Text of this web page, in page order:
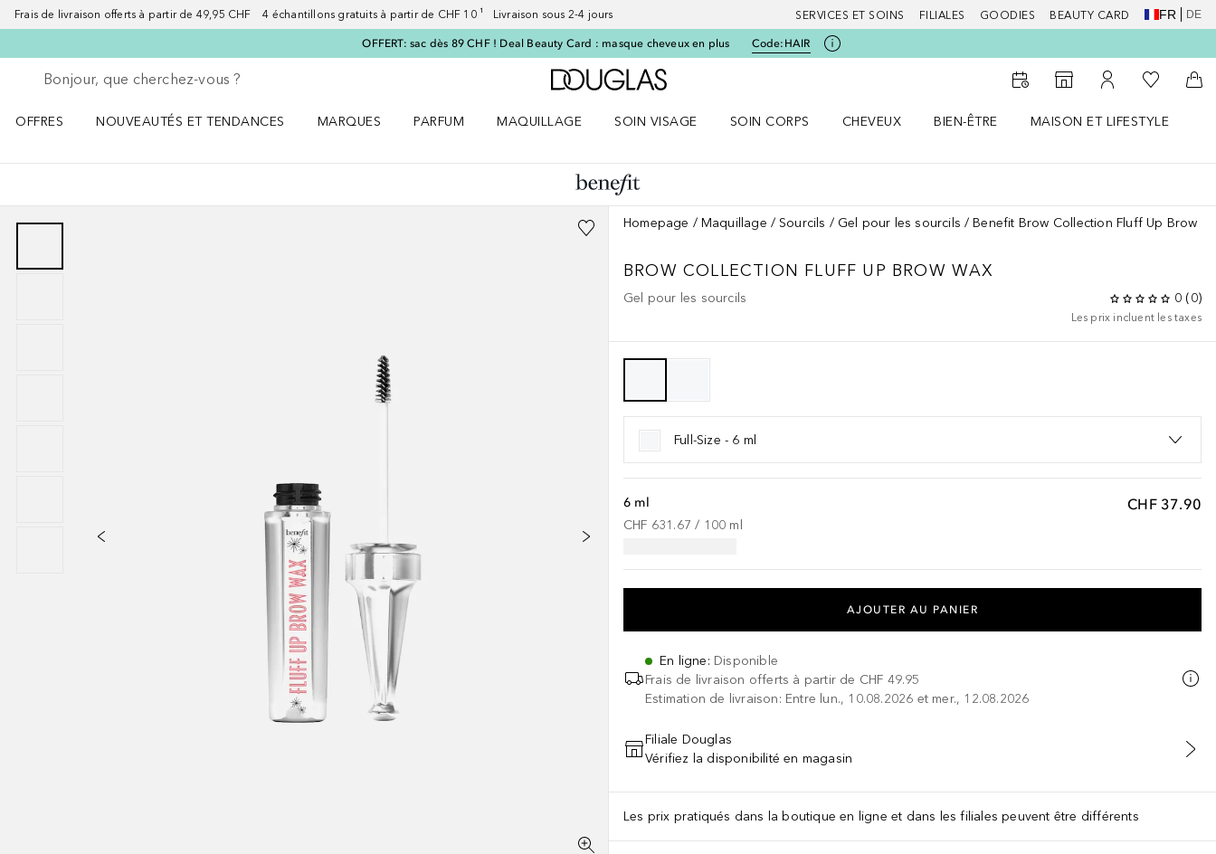
Frais de livraison offerts à partir de 49,95 CHF 4 échantillons gratuits à partir de CHF 10 ¹ Livraison sous 2-4 jours SERVICES ET SOINS FILIALES GOODIES BEAUTY CARD FR DE
OFFERT: sac dès 89 CHF ! Deal Beauty Card : masque cheveux en plus Code: HAIR
Retourner
Exécuter la recherche
Vers l'accueil Douglas
Vers le Storefinder
Vers Mon Compte
Vers Ma
OFFRES
NOUVEAUTÉS ET TENDANCES
MARQUES
PARFUM
MAQUILLAGE
SOIN VISAGE
SOIN CORPS
CHEVEUX
BIEN-ÊTRE
MAISON ET LIFESTYLE
Homepage Maquillage Sourcils Gel pour les sourcils Benefit Brow Collection Fluff Up Brow
BROW COLLECTION FLUFF UP BROW WAX
Gel pour les sourcils 0 (0)
Les prix incluent les taxes
Full-Size - 6 ml
CHF 37.90
6 ml
CHF 631.67 / 100 ml
AJOUTER AU PANIER
En ligne: Disponible
Frais de livraison offerts à partir de CHF 49.95
Estimation de livraison: Entre lun., 10.08.2026 et mer., 12.08.2026
Filiale Douglas
Vérifiez la disponibilité en magasin
Les prix pratiqués dans la boutique en ligne et dans les filiales peuvent être différents